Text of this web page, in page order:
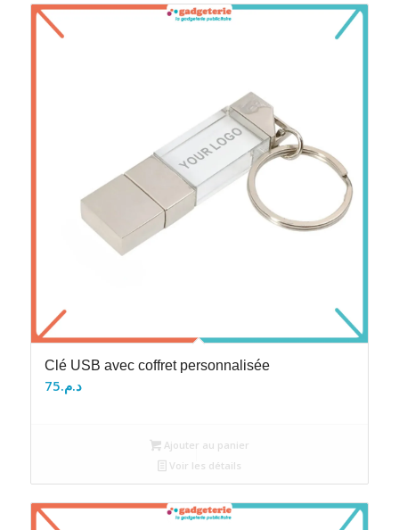
Clé USB avec coffret personnalisée
د.م.75
Ajouter au panier
Voir les détails